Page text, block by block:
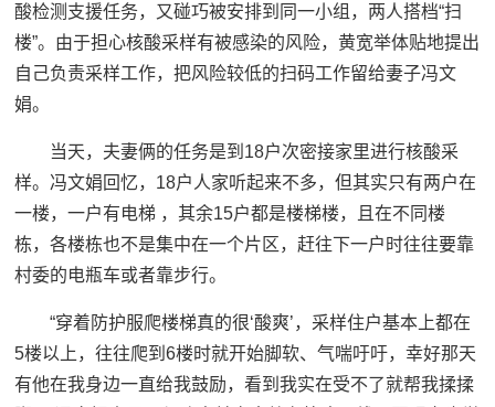
酸检测支援任务，又碰巧被安排到同一小组，两人搭档“扫
楼”。由于担心核酸采样有被感染的风险，黄宽举体贴地提出
自己负责采样工作，把风险较低的扫码工作留给妻子冯文
娟。
当天，夫妻俩的任务是到18户次密接家里进行核酸采
样。冯文娟回忆，18户人家听起来不多，但其实只有两户在
一楼，一户有电梯 ，其余15户都是楼梯楼，且在不同楼
栋，各楼栋也不是集中在一个片区，赶往下一户时往往要靠
村委的电瓶车或者靠步行。
“穿着防护服爬楼梯真的很‘酸爽’，采样住户基本上都在
5楼以上，往往爬到6楼时就开始脚软、气喘吁吁，幸好那天
有他在我身边一直给我鼓励，看到我实在受不了就帮我揉揉